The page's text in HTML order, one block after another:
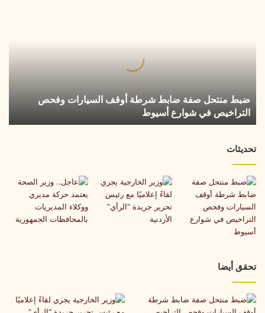
التراخيص
في
شوارع
ضبط منتحل صفة ضابط شرطة أوقف السيارات وفحص
التراخيص في شوارع أسيوط
تحديثات
تحقق أيضا